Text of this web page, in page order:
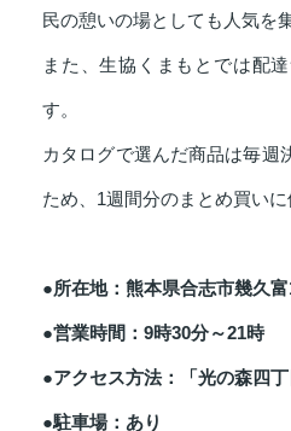
民の憩いの場としても人気を
また、生協くまもとでは配
す。
カタログで選んだ商品は毎週
ため、1週間分のまとめ買いに
●所在地：熊本県合志市幾久
●営業時間：9時30分～21時
●アクセス方法：「光の森四
●駐車場：あり